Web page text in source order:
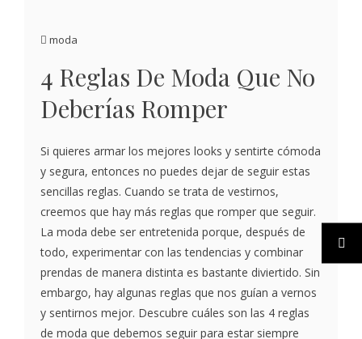
moda
4 Reglas De Moda Que No
Deberías Romper
Si quieres armar los mejores looks y sentirte cómoda
y segura, entonces no puedes dejar de seguir estas
sencillas reglas. Cuando se trata de vestirnos,
creemos que hay más reglas que romper que seguir.
La moda debe ser entretenida porque, después de
todo, experimentar con las tendencias y combinar
prendas de manera distinta es bastante diviertido. Sin
embargo, hay algunas reglas que nos guían a vernos
y sentirnos mejor. Descubre cuáles son las 4 reglas
de moda que debemos seguir para estar siempre